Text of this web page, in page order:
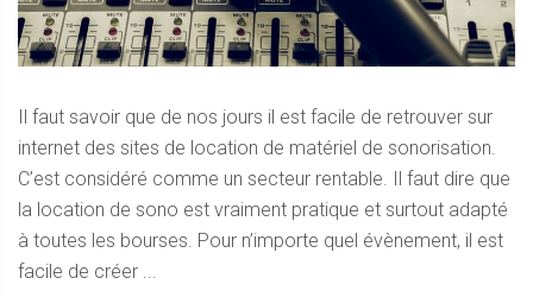
Il faut savoir que de nos jours il est facile de retrouver sur
internet des sites de location de matériel de sonorisation.
C’est considéré comme un secteur rentable. Il faut dire que
la location de sono est vraiment pratique et surtout adapté
à toutes les bourses. Pour n’importe quel évènement, il est
facile de créer ...